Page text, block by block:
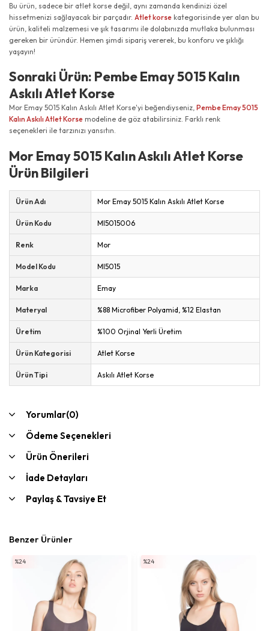
Bu ürün, sadece bir atlet korse değil, aynı zamanda kendinizi özel
hissetmenizi sağlayacak bir parçadır. Atlet korse kategorisinde yer alan bu
ürün, kaliteli malzemesi ve şık tasarımı ile dolabınızda mutlaka bulunması
gereken bir üründür. Hemen şimdi sipariş vererek, bu konforu ve şıklığı
yaşayın!
Sonraki Ürün: Pembe Emay 5015 Kalın
Askılı Atlet Korse
Mor Emay 5015 Kalın Askılı Atlet Korse'yi beğendiyseniz, Pembe Emay 5015
Kalın Askılı Atlet Korse modeline de göz atabilirsiniz. Farklı renk
seçenekleri ile tarzınızı yansıtın.
Mor Emay 5015 Kalın Askılı Atlet Korse
Ürün Bilgileri
Ürün Adı Mor Emay 5015 Kalın Askılı Atlet Korse
Ürün Kodu MI5015006
Renk Mor
Model Kodu MI5015
Marka Emay
Materyal %88 Microfiber Polyamid, %12 Elastan
Üretim %100 Orjinal Yerli Üretim
Ürün Kategorisi Atlet Korse
Ürün Tipi Askılı Atlet Korse
Yorumlar(0)
Ödeme Seçenekleri
Ürün Önerileri
İade Detayları
Paylaş & Tavsiye Et
Benzer Ürünler
%24 %24